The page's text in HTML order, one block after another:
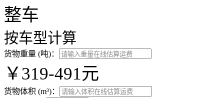
整车
按车型计算
货物重量 (吨)：
￥319-491元
货物体积 (m³)：